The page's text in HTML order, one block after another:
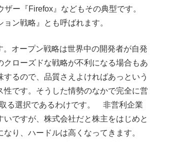
ー『Firefox』などもその典型です。
ン戦略』とも呼ばれます。
オープン戦略は世界中の開発者が自発
ローズドな戦略が不利になる場合もあ
るので、品質さえよければあっという
です。そうした情勢のなかで完全に営
る選択であるわけです。 非営利企業
ですが、株式会社だと株主をはじめと
り、ハードルは高くなってきます。